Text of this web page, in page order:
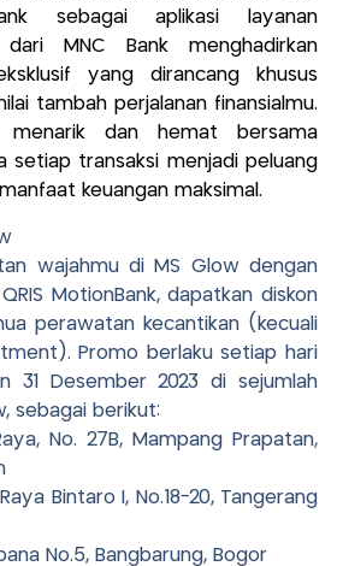
sebagai aplikasi layanan
MNC Bank menghadirkan
yang dirancang khusus
tambah perjalanan finansialmu.
menarik dan hemat bersama
setiap transaksi menjadi peluang
keuangan maksimal.
wajahmu di MS Glow dengan
MotionBank, dapatkan diskon
perawatan kecantikan (kecuali
Promo berlaku setiap hari
31 Desember 2023 di sejumlah
sebagai berikut:
No. 27B, Mampang Prapatan,
Bintaro I, No.18-20, Tangerang
No.5, Bangbarung, Bogor